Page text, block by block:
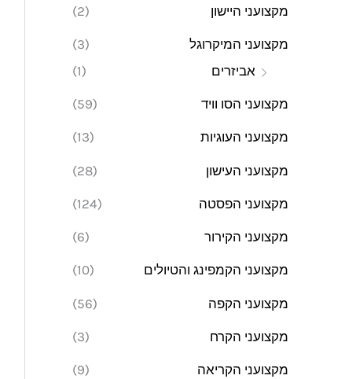
מקצועני היישון (2)
מקצועני המיקרוגל
(3)
אביזרים
(1)
מקצועני הסו וויד (59)
מקצועני העוגיות (13)
מקצועני העישון (28)
מקצועני הפסטה (124)
מקצועני הקירור (6)
מקצועני הקמפינג והטיולים (10)
מקצועני הקפה (56)
מקצועני הקרח (3)
מקצועני הקריאה (9)